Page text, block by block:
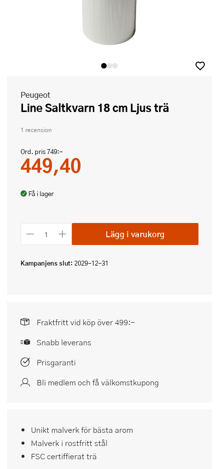
Peugeot
Line Saltkvarn 18 cm Ljus trä
1 recension
Ord. pris749:-
449,40
Få i lager
Lägg i varukorg
Kampanjens slut: 2029-12-31
Fraktfritt vid köp över 499:-
Snabb leverans
Prisgaranti
Bli medlem och få välkomstkupong
Unikt malverk för bästa arom
Malverk i rostfritt stål
FSC certiffierat trä